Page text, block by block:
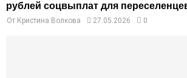
рублей соцвыплат для
От Кристина Волкова 27.05.2026 0